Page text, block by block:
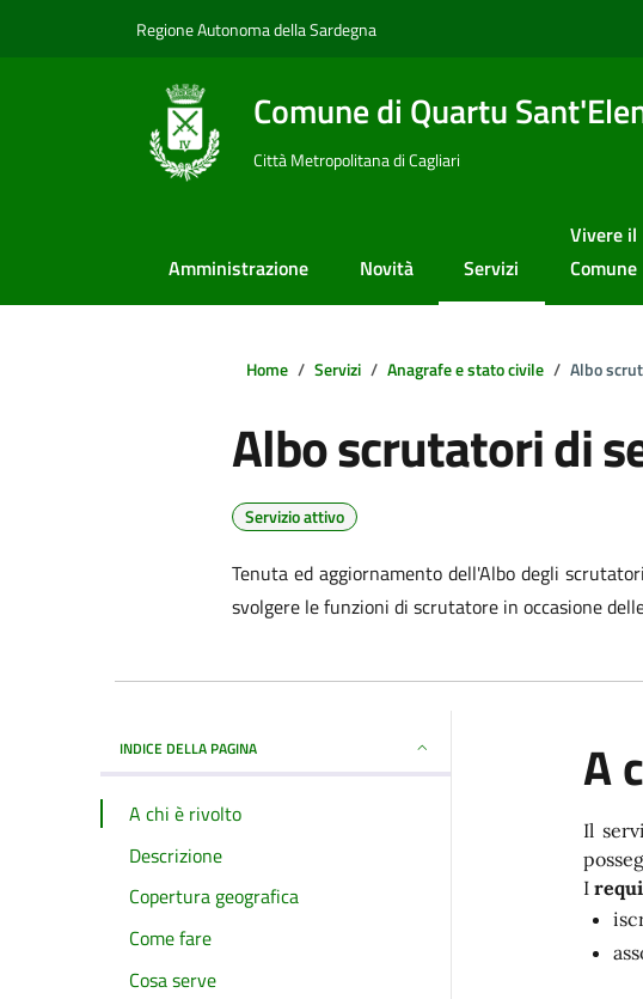
Regione Autonoma della Sardegna
Comune di Quartu
Città Metropolitana di Cagliari
Amministrazione Novità Servizi
Vivere il
Comune
Home Servizi Anagrafe e stato civile Albo
Albo scrutatori di
Servizio attivo
Tenuta ed aggiornamento dell'Albo degli
svolgere le funzioni di scrutatore in occasione
INDICE DELLA PAGINA
A chi è rivolto
Descrizione
Copertura geografica
Come fare
Cosa serve
A
Il
I